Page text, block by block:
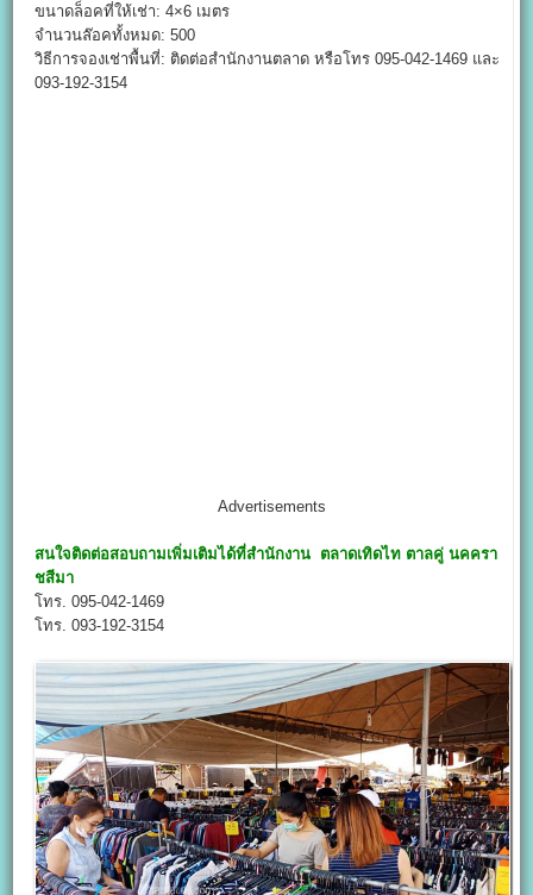
ขนาดล็อคที่ให้เช่า: 4×6 เมตร
จำนวนล๊อคทั้งหมด: 500
วิธีการจองเช่าพื้นที่: ติดต่อสำนักงานตลาด หรือโทร 095-042-1469 และ
093-192-3154
Advertisements
สนใจติดต่อสอบถามเพิ่มเติมได้ที่สำนักงาน ตลาดเทิดไท ตาลคู่ นคครา
ชสีมา
โทร. 095-042-1469
โทร. 093-192-3154